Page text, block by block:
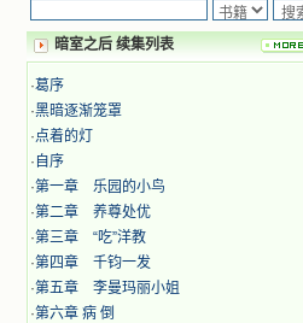
暗室之后 续集列表
·葛序
·黑暗逐渐笼罩
·点着的灯
· 自序
·第一章 乐园的小鸟
·第二章 养尊处优
·第三章 “吃”洋教
·第四章 千钧一发
·第五章 李曼玛丽小姐
·第六章 病 倒